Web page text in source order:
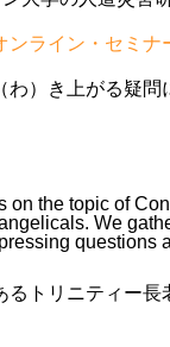
ンライン・セミナ
）き上がる疑問
the topic of
We
questions
るトリニティー長